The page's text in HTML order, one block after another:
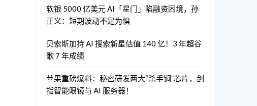
软银 5000 亿美元 AI「星门」陷融资困境，孙
正义：短期波动不足为惧
贝索斯加持 AI 搜索新星估值 140 亿！3 年超谷
歌 7 年成绩
苹果重磅爆料：秘密研发两大“杀手锏”芯片，剑
指智能眼镜与 AI 服务器！